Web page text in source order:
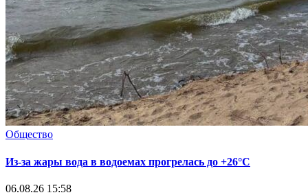
Общество
Из-за жары вода в водоемах прогрелась до +26°C
06.08.26 15:58